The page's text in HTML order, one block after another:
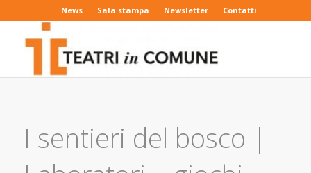
News Sala stampa Newsletter Contatti
I sentieri del bosco |